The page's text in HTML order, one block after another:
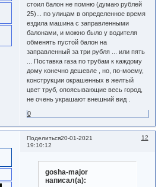
стоил балон не помню (думаю рублей
25)... по улицам в определенное время
ездила машина с заправленными
балонами, и можно было у водителя
обменять пустой балон на
заправленный за три рубля ... или пять
... Поставка газа по трубам к каждому
дому конечно дешевле , но, по-моему,
конструкции окрашенных в желтый
цвет труб, опоясывающие весь город,
не очень украшают внешний вид .
0
Поделиться 12
20-01-2021
19:10:12
gosha-major
написал(а):